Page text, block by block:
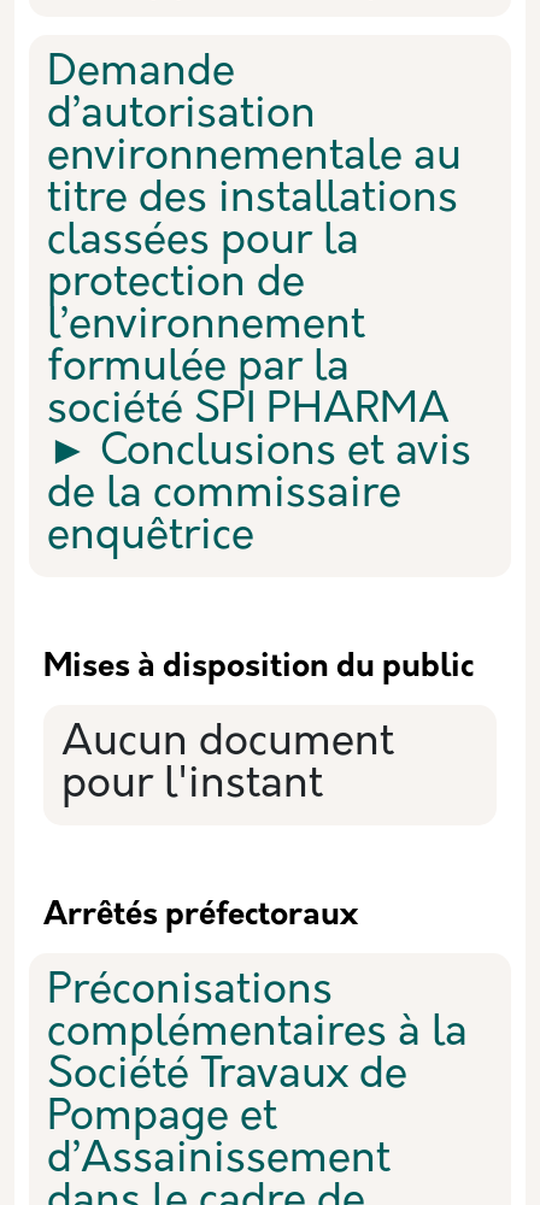
Demande
d’autorisation
environnementale au
titre des installations
classées pour la
protection de
l’environnement
formulée par la
société SPI PHARMA
► Conclusions et avis
de la commissaire
enquêtrice
Mises à disposition du public
Aucun document
pour l'instant
Arrêtés préfectoraux
Préconisations
complémentaires à la
Société Travaux de
Pompage et
d’Assainissement